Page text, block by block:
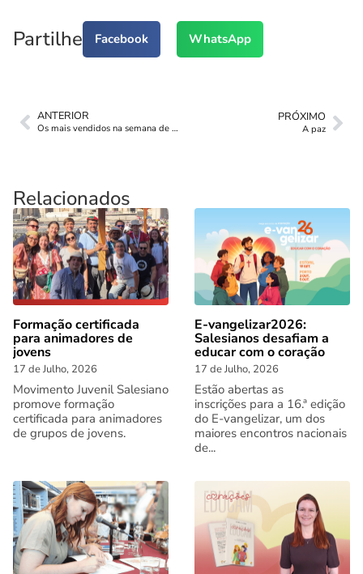
Partilhe Facebook WhatsApp
ANTERIOR
Os mais vendidos na semana de 4 a 12 de Dezmebro
PRÓXIMO
A paz
Relacionados
Formação certificada
para animadores de
jovens
17 de Julho, 2026
Movimento Juvenil Salesiano
promove formação
certificada para animadores
de grupos de jovens.
E-vangelizar2026:
Salesianos desafiam a
educar com o coração
17 de Julho, 2026
Estão abertas as
inscrições para a 16.ª edição
do E-vangelizar, um dos
maiores encontros nacionais
de...